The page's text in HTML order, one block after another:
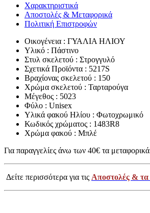
Χαρακτηριστικά
Αποστολές & Μεταφορικά
Πολιτική Επιστροφών
Οικογένεια : ΓΥΑΛΙΑ ΗΛΙΟΥ
Υλικό : Πάστινο
Στυλ σκελετού : Στρογγυλό
Σχετικά Προϊόντα : 5217S
Βραχίονας σκελετού : 150
Χρώμα σκελετού : Ταρταρούγα
Μέγεθος : 5023
Φύλο : Unisex
Υλικά φακού Ηλίου : Φωτοχρωμικό
Κωδικός χρώματος : 1483R8
Χρώμα φακού : Μπλέ
Για παραγγελίες άνω των 40€ τα μεταφορικά
Δείτε περισσότερα για τις Αποστολές &